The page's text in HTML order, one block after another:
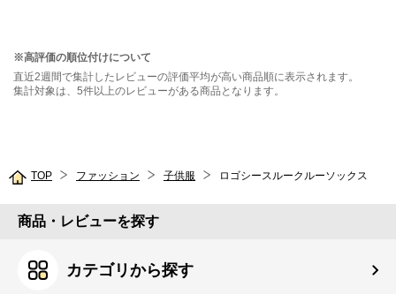
※高評価の順位付けについて
直近2週間で集計したレビューの評価平均が高い商品順に表示されます。
集計対象は、5件以上のレビューがある商品となります。
TOP ファッション 子供服 ロゴシースルークルーソックス
商品・レビューを探す
カテゴリから探す